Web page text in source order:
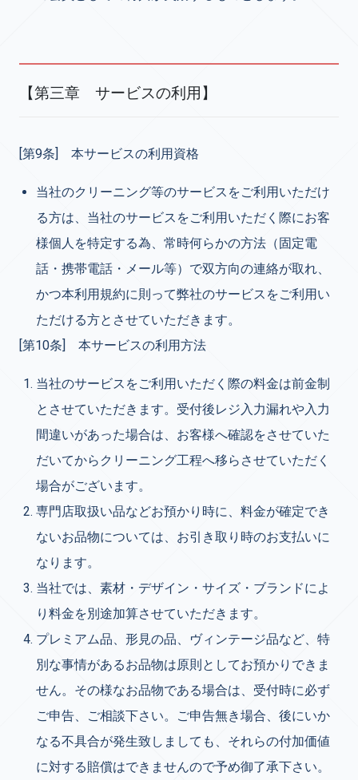
【第三章 サービスの利用】
[第9条] 本サービスの利用資格
当社のクリーニング等のサービスをご利用いただけ
る方は、当社のサービスをご利用いただく際にお客
様個人を特定する為、常時何らかの方法（固定電
話・携帯電話・メール等）で双方向の連絡が取れ、
かつ本利用規約に則って弊社のサービスをご利用い
ただける方とさせていただきます。
[第10条] 本サービスの利用方法
当社のサービスをご利用いただく際の料金は前金制
とさせていただきます。受付後レジ入力漏れや入力
間違いがあった場合は、お客様へ確認をさせていた
だいてからクリーニング工程へ移らさせていただく
場合がございます。
専門店取扱い品などお預かり時に、料金が確定でき
ないお品物については、お引き取り時のお支払いに
なります。
当社では、素材・デザイン・サイズ・ブランドによ
り料金を別途加算させていただきます。
プレミアム品、形見の品、ヴィンテージ品など、特
別な事情があるお品物は原則としてお預かりできま
せん。その様なお品物である場合は、受付時に必ず
ご申告、ご相談下さい。ご申告無き場合、後にいか
なる不具合が発生致しましても、それらの付加価値
に対する賠償はできませんので予め御了承下さい。